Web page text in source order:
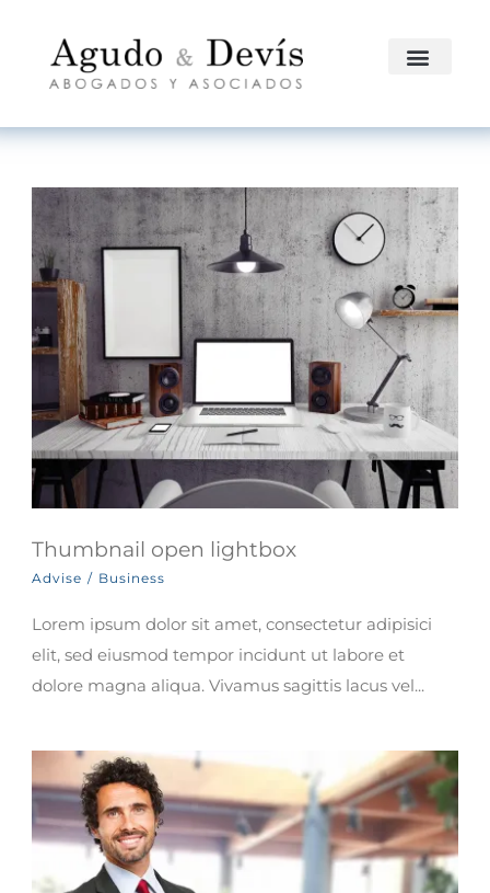
Thumbnail open lightbox
Advise / Business
Lorem ipsum dolor sit amet, consectetur adipisici
elit, sed eiusmod tempor incidunt ut labore et
dolore magna aliqua. Vivamus sagittis lacus vel...